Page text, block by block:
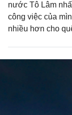
nước Tô Lâm
công việc của
nhiều hơn cho